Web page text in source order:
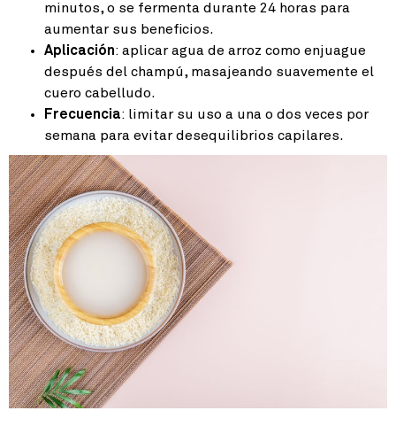
minutos, o se fermenta durante 24 horas para
aumentar sus beneficios.
Aplicación: aplicar agua de arroz como enjuague
después del champú, masajeando suavemente el
cuero cabelludo.
Frecuencia: limitar su uso a una o dos veces por
semana para evitar desequilibrios capilares.